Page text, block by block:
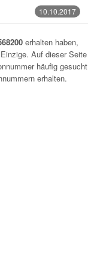
10.10.2017
erhalten haben,
Auf dieser Seite
häufig gesucht
erhalten.